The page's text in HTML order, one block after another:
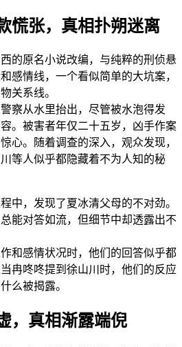
慌张，真相扑朔迷离
原名小说改编，与纯粹的刑侦悬
感情线，一个看似简单的大坑案，
关系线。
察从水里抬出，尽管被水泡得发
。被害者年仅二十五岁，凶手作案
心。随着调查的深入，观众发现，
等人似乎都隐藏着不为人知的秘
，发现了夏冰清父母的不对劲。
能对答如流，但细节中却透露出不
和感情状况时，他们的回答似乎都
冉咚咚提到徐山川时，他们的反应
么被揭露。
，真相渐露端倪